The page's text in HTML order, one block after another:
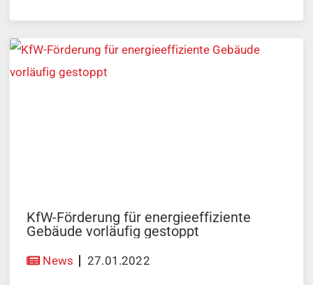
KfW-Förderung für energieeffiziente
Gebäude vorläufig gestoppt
News 27.01.2022